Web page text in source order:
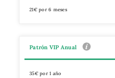
21€ por 6 meses
Patrón VIP Anual
35€ por 1 año